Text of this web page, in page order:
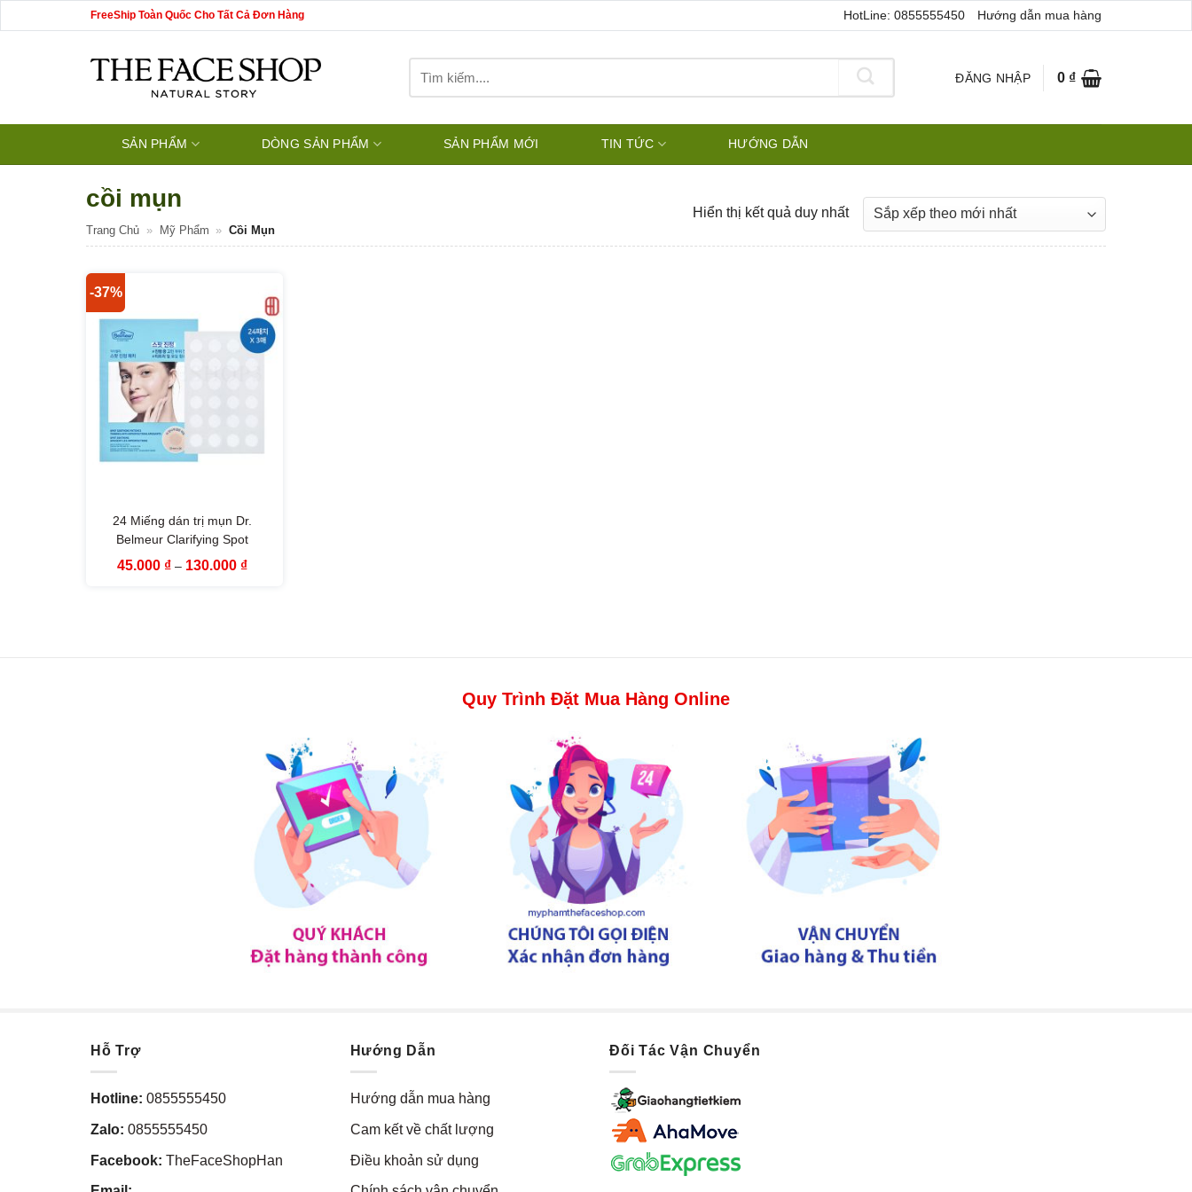
qua
FreeShip Toàn Quốc Cho Tất Cả Đơn Hàng HotLine: 0855555450 Hướng dẫn mua hàng
kiếm:
ĐĂNG NHẬP 0 ₫
SẢN PHẨM DÒNG SẢN PHẨM SẢN PHẨM MỚI TIN TỨC HƯỚNG DẪN
cồi mụn
Trang Chủ » Mỹ Phẩm » Cồi Mụn
Hiển thị kết quả duy nhất
-37%
24 Miếng dán trị mụn Dr.
Belmeur Clarifying Spot
Soothing Patches The Face
45.000 ₫ – 130.000 ₫Khoảng
Quy Trình Đặt Mua Hàng Online
Hỗ Trợ
Hotline: 0855555450
Zalo: 0855555450
Facebook: TheFaceShopHan
Hướng Dẫn
Hướng dẫn mua hàng
Cam kết về chất lượng
Điều khoản sử dụng
Đối Tác Vận Chuyển